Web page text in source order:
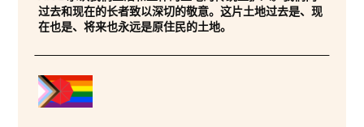
过去和现在的长者致以深切的敬意。这片土地过去是、现
在也是、将来也永远是原住民的土地。